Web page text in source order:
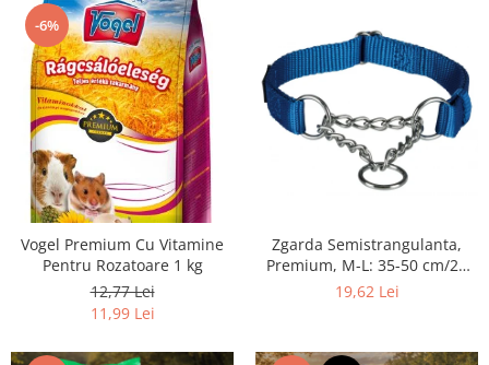
-6%
Vogel Premium Cu Vitamine
Pentru Rozatoare 1 kg
12,77 Lei
11,99 Lei
Zgarda Semistrangulanta,
Premium, M-L: 35-50 cm/20
mm, Albastru, 202802
19,62 Lei